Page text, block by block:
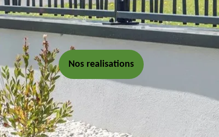
Nos realisations